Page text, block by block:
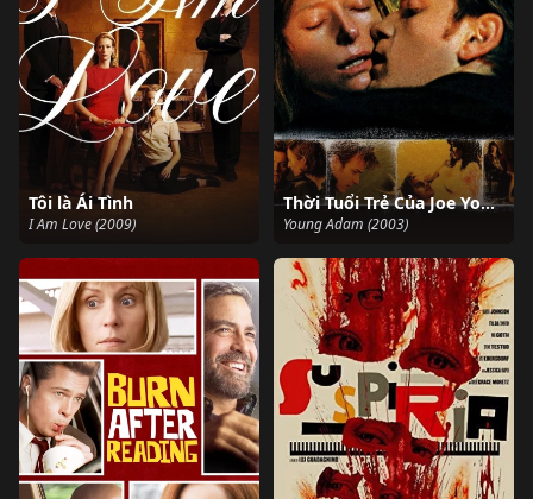
Tôi là Ái Tình
I Am Love (2009)
Thời Tuổi Trẻ Của Joe Young Adam
Young Adam (2003)